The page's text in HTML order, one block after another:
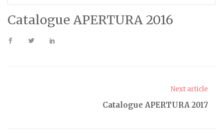
Catalogue APERTURA 2016
Next article
Catalogue APERTURA 2017